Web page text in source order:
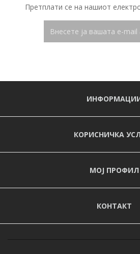
Претплати се на нашиот
КОРИСНИЧКА
МОЈ ПРОФИЛ
КОНТАКТ